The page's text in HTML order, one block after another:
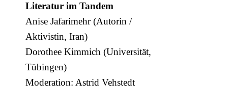
Literatur im Tandem
Anise Jafarimehr (Autorin /
Aktivistin, Iran)
Dorothee Kimmich (Universität,
Tübingen)
Moderation: Astrid Vehstedt